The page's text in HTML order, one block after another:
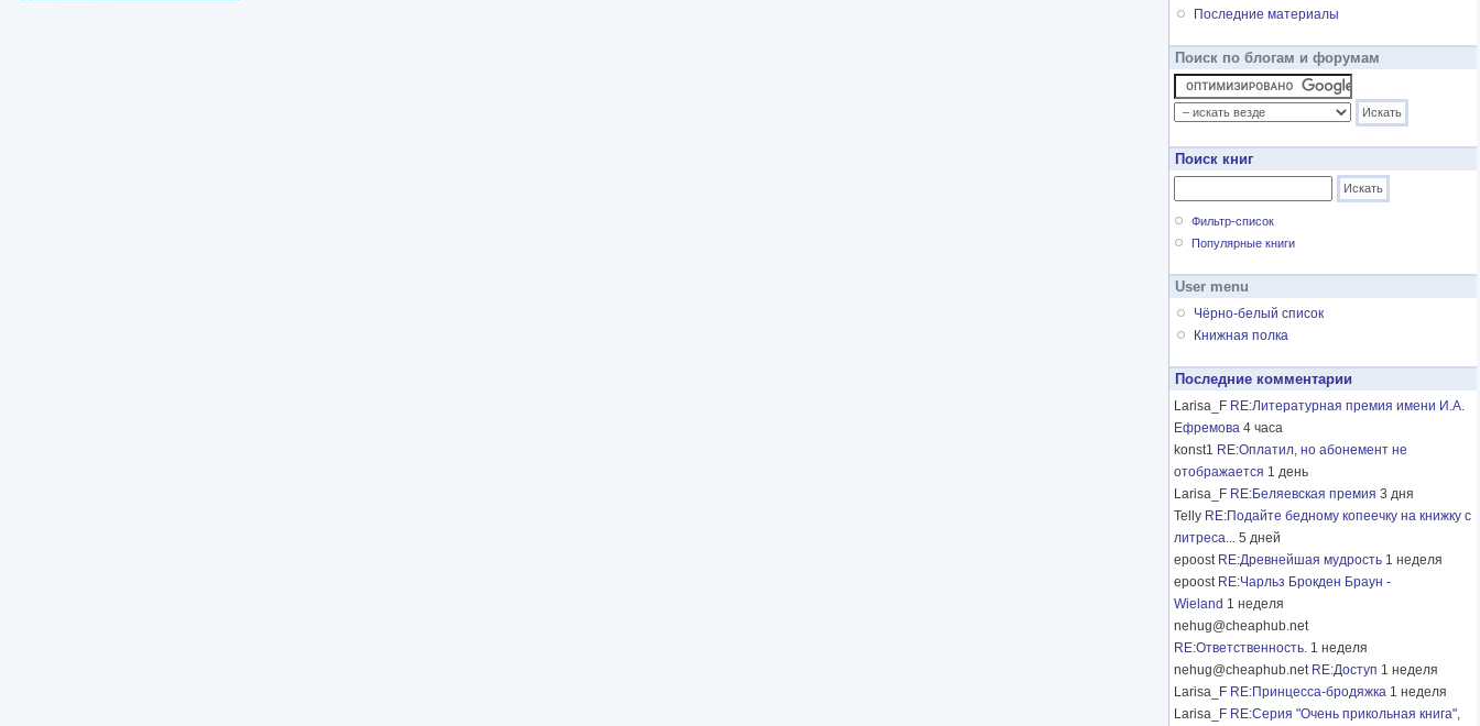
Последние материалы
Поиск по блогам и форумам
Поиск книг
Фильтр-список
Популярные книги
User menu
Чёрно-белый список
Книжная полка
Последние комментарии
Larisa_F RE:Литературная премия имени И.А.
Ефремова 4 часа
konst1 RE:Оплатил, но абонемент не
отображается 1 день
Larisa_F RE:Беляевская премия 3 дня
Telly RE:Подайте бедному копеечку на книжку с
литреса... 5 дней
epoost RE:Древнейшая мудрость 1 неделя
epoost RE:Чарльз Брокден Браун -
Wieland 1 неделя
nehug@cheaphub.net
RE:Ответственность. 1 неделя
nehug@cheaphub.net RE:Доступ 1 неделя
Larisa_F RE:Принцесса-бродяжка 1 неделя
Larisa_F RE:Серия "Очень прикольная книга",